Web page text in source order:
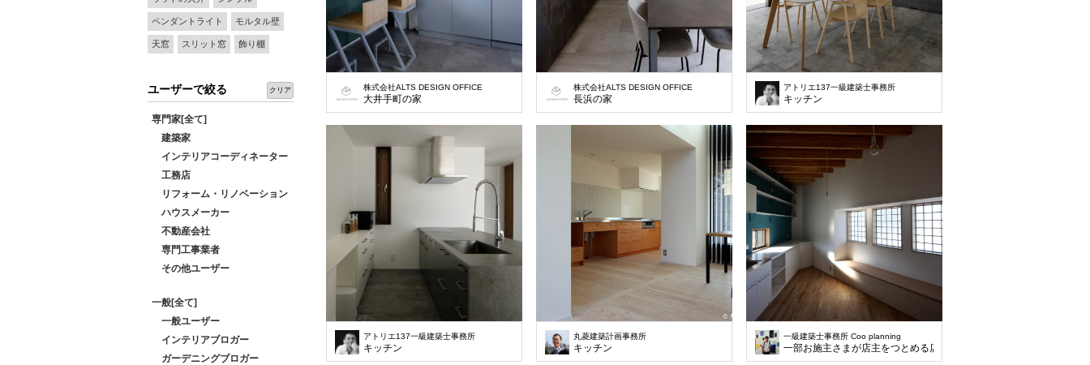
ペンダントライト モルタル壁
天窓 スリット窓 飾り棚
ユーザーで絞る クリア
専門家[全て]
建築家
インテリアコーディネーター
工務店
リフォーム・リノベーション
ハウスメーカー
不動産会社
専門工事業者
その他ユーザー
一般[全て]
一般ユーザー
インテリアブロガー
ガーデニングブロガー
株式会社ALTS DESIGN OFFICE
大井手町の家
株式会社ALTS DESIGN OFFICE
長浜の家
アトリエ137一級建築士事務所
キッチン
アトリエ137一級建築士事務所
キッチン
丸菱建築計画事務所
キッチン
一級建築士事務所 Coo planning
一部お施主さまが店主をつとめる店舗として利用する計画です。前